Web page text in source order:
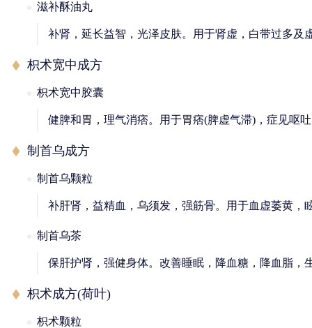
滋补酥油丸
补肾，延长益智，光泽皮肤。用于肾虚，白带过多及
枳术宽中成方
枳术宽中胶囊
健脾和胃，理气消痞。用于胃痞(脾虚气滞)，症见呕
制首乌成方
制首乌颗粒
补肝肾，益精血，乌须发，强筋骨。用于血虚萎黄，
制首乌茶
保肝护肾，强健身体。改善睡眠，降血糖，降血脂，
枳术成方(荷叶)
枳术颗粒